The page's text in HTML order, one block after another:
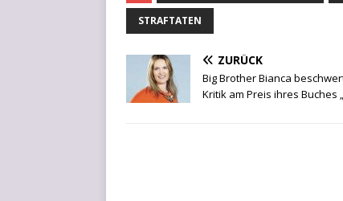
STRAFTATEN
ZURÜCK
Big Brother Bianca
Kritik am Preis ihres Buches